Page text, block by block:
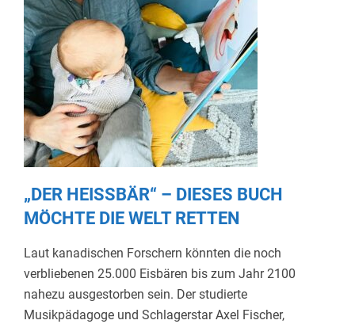
„DER HEISSBÄR“ – DIESES BUCH
MÖCHTE DIE WELT RETTEN
Laut kanadischen Forschern könnten die noch
verbliebenen 25.000 Eisbären bis zum Jahr 2100
nahezu ausgestorben sein. Der studierte
Musikpädagoge und Schlagerstar Axel Fischer,